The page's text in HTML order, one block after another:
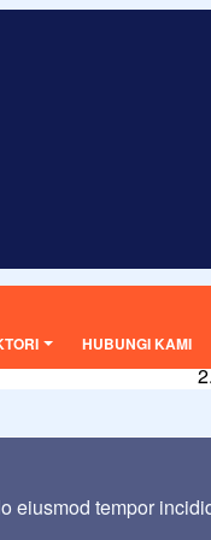
HUBUNGI KAMI
eiusmod tempor